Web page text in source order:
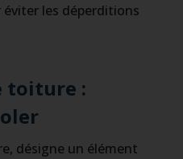
éviter les déperditions
toiture :
désigne un élément